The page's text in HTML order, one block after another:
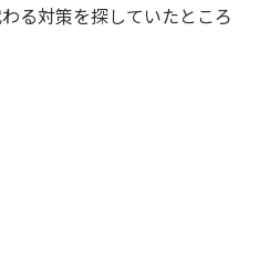
る対策を探していたところ